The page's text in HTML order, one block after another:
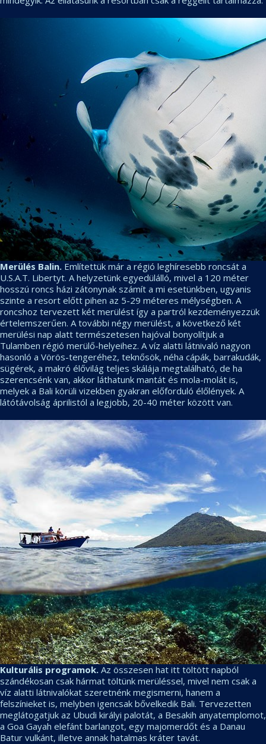
Merülés Balin. Említettük már a régió leghíresebb roncsát a
U.S.A.T. Libertyt. A helyzetünk egyedülálló, mivel a 120 méter
hosszú roncs házi zátonynak számít a mi esetünkben, ugyanis
szinte a resort előtt pihen az 5-29 méteres mélységben. A
roncshoz tervezett két merülést így a partról kezdeményezzük
értelemszerűen. A további négy merülést, a következő két
merülési nap alatt természetesen hajóval bonyolítjuk a
Tulamben régió merülő-helyeihez. A víz alatti látnivaló nagyon
hasonló a Vörös-tengeréhez, teknősök, néha cápák, barrakudák,
sügérek, a makró élővilág teljes skálája megtalálható, de ha
szerencsénk van, akkor láthatunk mantát és mola-molát is,
melyek a Bali körüli vizekben gyakran előforduló élőlények. A
látótávolság áprilistól a legjobb, 20-40 méter között van.
Kulturális programok. Az összesen hat itt töltött napból
szándékosan csak hármat töltünk merüléssel, mivel nem csak a
víz alatti látnivalókat szeretnénk megismerni, hanem a
felszínieket is, melyben igencsak bővelkedik Bali. Tervezetten
meglátogatjuk az Ubudi királyi palotát, a Besakih anyatemplomot,
a Goa Gayah elefánt barlangot, egy majomerdőt és a Danau
Batur vulkánt, illetve annak hatalmas kráter tavát.